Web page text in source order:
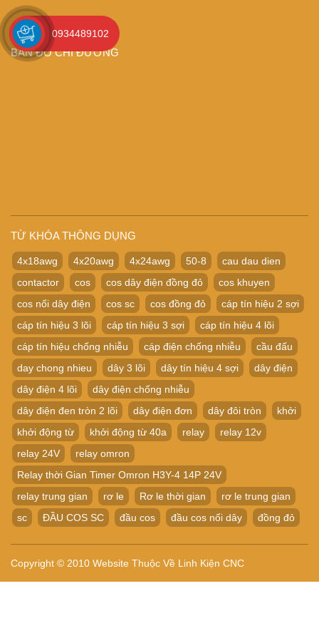
BẢN ĐỒ CHỈ ĐƯỜNG
TỪ KHÓA THÔNG DỤNG
4x18awg 4x20awg 4x24awg 50-8
cau dau dien
contactor
cos cos dây điện đồng đỏ
cos khuyen
cos nối dây điện
cos sc cos đồng đỏ
cáp tín hiệu 2 sợi
cáp tín hiệu 3 lõi
cáp tín hiệu 3 sợi
cáp tín hiệu 4 lõi
cáp tín hiệu chống nhiễu
cáp điện chống nhiễu
cầu đấu
day chong nhieu
dây 3 lõi dây tín hiệu 4 sợi
dây điện
dây điện 4 lõi
dây điện chống nhiễu
dây điện đen tròn 2 lõi
dây điện đơn dây đôi tròn
khởi
khởi động từ
khởi động từ 40a relay
relay 12v
relay 24V
relay omron
Relay thời Gian Timer Omron H3Y-4 14P 24V
relay trung gian
rơ le Rơ le thời gian
rơ le trung gian
sc
ĐẦU COS SC đầu cos đầu cos nối dây đồng đỏ
Copyright © 2010 Website Thuộc Về Linh Kiện CNC
0934489102